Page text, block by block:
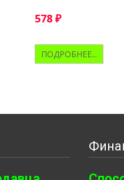
578₽
ПОДРОБНЕЕ...